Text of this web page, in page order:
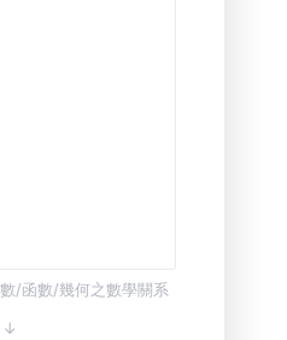
/函數/幾何之數學關系